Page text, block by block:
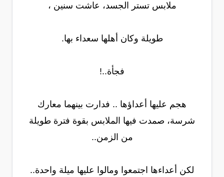
ملابس تستر الجسد، عاشت سنين ،
طويلة وكان أهلها سعداء بها.
فجأة..!
هجم عليها أعداؤها .. فدارت بينهما معارك
شرسة، صمدت فيها الملابس بقوة فترة طويلة
من الزمن..
لكن أعداءها اجتمعوا ومالوا عليها ميلة واحدة..